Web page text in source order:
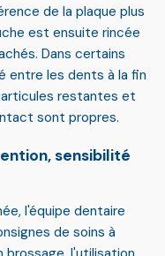
de la plaque plus
est ensuite rincée
Dans certains
entre les dents à la fin
restantes et
sont propres.
sensibilité
l'équipe dentaire
de soins à